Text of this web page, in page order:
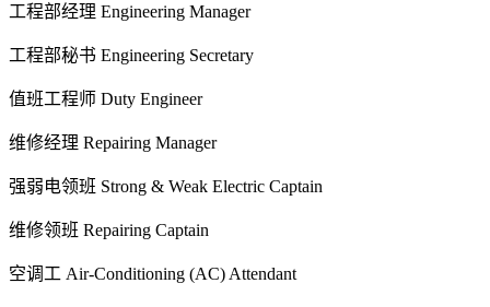
工程部经理 Engineering Manager
工程部秘书 Engineering Secretary
值班工程师 Duty Engineer
维修经理 Repairing Manager
强弱电领班 Strong & Weak Electric Captain
维修领班 Repairing Captain
空调工 Air-Conditioning (AC) Attendant